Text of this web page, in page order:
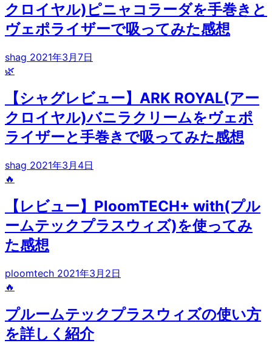
クロイヤル)ピニャコラーダを手巻きと
ヴェポライザーで吸ってみた感想
shag 2021年3月7日
🌿
【シャグレビュー】ARK ROYAL(アー
クロイヤル)バニラクリームをヴェポ
ライザーと手巻きで吸ってみた感想
shag 2021年3月4日
🔥
【レビュー】PloomTECH+ with(プル
ームテックプラスウィズ)を使ってみ
た感想
ploomtech 2021年3月2日
🔥
プルームテックプラスウィズの使い方
を詳しく紹介